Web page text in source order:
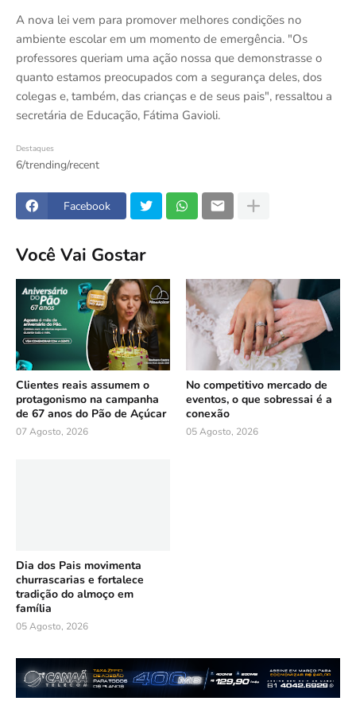
A nova lei vem para promover melhores condições no
ambiente escolar em um momento de emergência. "Os
professores queriam uma ação nossa que demonstrasse o
quanto estamos preocupados com a segurança deles, dos
colegas e, também, das crianças e de seus pais", ressaltou a
secretária de Educação, Fátima Gavioli.
Destaques
6/trending/recent
Facebook
Você Vai Gostar
Clientes reais assumem o
protagonismo na campanha
de 67 anos do Pão de Açúcar
07 Agosto, 2026
No competitivo mercado de
eventos, o que sobressai é a
conexão
05 Agosto, 2026
Dia dos Pais movimenta
churrascarias e fortalece
tradição do almoço em
família
05 Agosto, 2026